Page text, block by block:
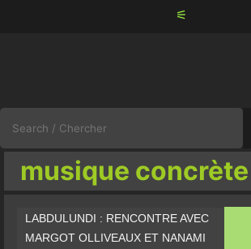
⚟
musique concrète
LABDULUNDI : RENCONTRE AVEC
MARGOT OLLIVEAUX ET NANAMI